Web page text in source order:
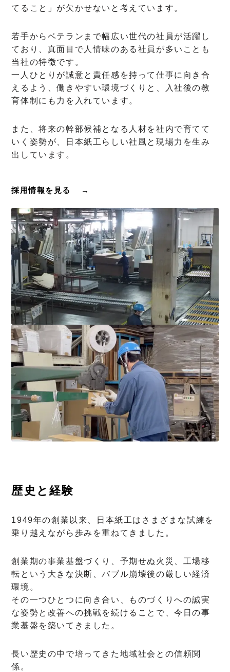
てること」が欠かせないと考えています。
若手からベテランまで幅広い世代の社員が活躍し
ており、真面目で人情味のある社員が多いことも
当社の特徴です。
一人ひとりが誠意と責任感を持って仕事に向き合
えるよう、働きやすい環境づくりと、入社後の教
育体制にも力を入れています。
また、将来の幹部候補となる人材を社内で育てて
いく姿勢が、日本紙工らしい社風と現場力を生み
出しています。
採用情報を見る
歴史と経験
1949年の創業以来、日本紙工はさまざまな試練を
乗り越えながら歩みを重ねてきました。
創業期の事業基盤づくり、予期せぬ火災、工場移
転という大きな決断、バブル崩壊後の厳しい経済
環境。
その一つひとつに向き合い、ものづくりへの誠実
な姿勢と改善への挑戦を続けることで、今日の事
業基盤を築いてきました。
長い歴史の中で培ってきた地域社会との信頼関
係。